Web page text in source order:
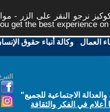
نرجو النقر على الزر -
get the best experience
العمال -وكالة أنباء حقوق
الاجتماعية للجميع"
في الفكر والثقافة